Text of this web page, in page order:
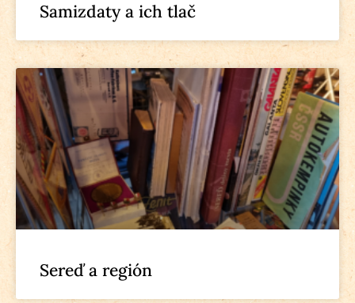
Samizdaty a ich tlač
Sereď a región